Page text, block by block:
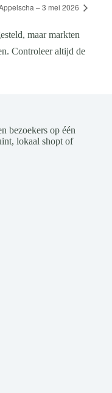
– 3 mei 2026
maar markten
Controleer altijd de
bezoekers op één
lokaal shopt of